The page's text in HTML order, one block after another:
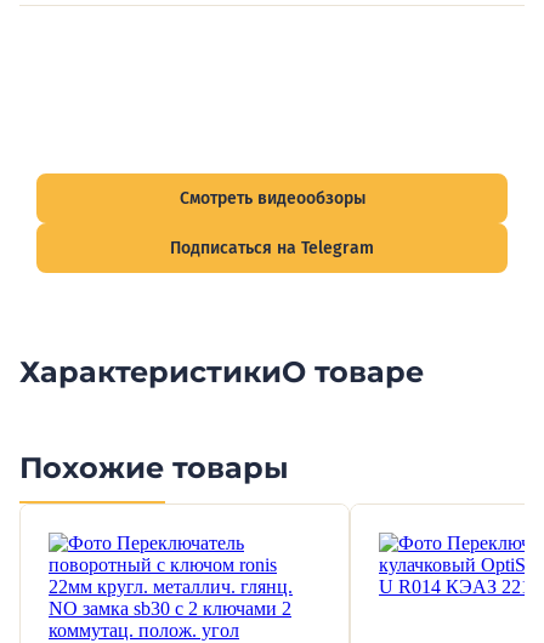
Смотреть видеообзоры
Подписаться на Telegram
ХарактеристикиО товаре
Похожие товары